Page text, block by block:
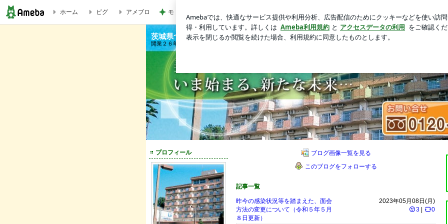
入居者様・ご家族様へお知らせ｜茨城県つくば市,土浦市の介護付有料老人ホームかがやきの郷
ホーム ピグ アメブロ モト 妻も食べた酸っぱすぎるプラム
茨城県つくば市,土浦市の介護付有料老人ホームかがやきの郷
開業２６年の老舗。蓄積されたノウハウ。有料老人ホームのパイオニア 介護付有料老人ホームかがやきの郷 公式ブログ
プロフィール
ブログ画像一覧を見る
このブログをフォローする
記事一覧
昨今の感染状況等を踏まえた、面会
方法の変更について（令和５年５月
８日更新）
2023年05月08日(月)
3
0